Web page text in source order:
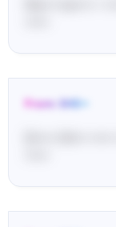
From: SHE••